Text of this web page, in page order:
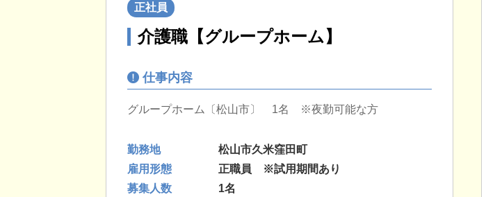
正社員
介護職【グループホーム】
仕事内容
グループホーム〔松山市〕 1名 ※夜勤可能な方
勤務地
松山市久米窪田町
雇用形態
正職員 ※試用期間あり
募集人数
1名